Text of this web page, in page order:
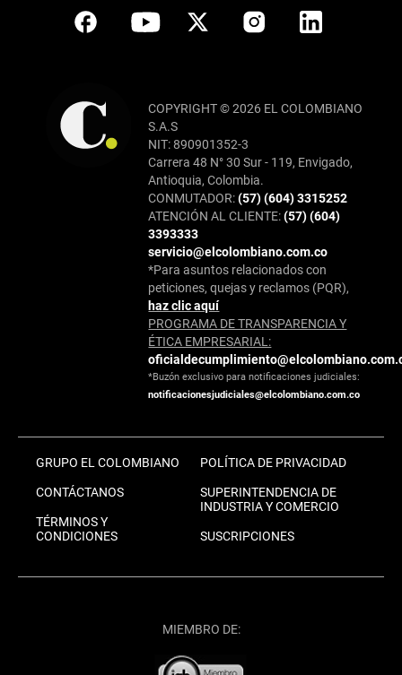
COPYRIGHT © 2026 EL COLOMBIANO
S.A.S
NIT: 890901352-3
Carrera 48 N° 30 Sur - 119, Envigado,
Antioquia, Colombia.
CONMUTADOR:(57) (604) 3315252
ATENCIÓN AL CLIENTE:(57) (604)
3393333
servicio@elcolombiano.com.co
*Para asuntos relacionados con
peticiones, quejas y reclamos (PQR),
haz clic aquí
PROGRAMA DE TRANSPARENCIA Y
ÉTICA EMPRESARIAL:
*Buzón exclusivo para notificaciones judiciales:
notificacionesjudiciales@elcolombiano.com.co
GRUPO EL COLOMBIANO
CONTÁCTANOS
TÉRMINOS Y
CONDICIONES
POLÍTICA DE PRIVACIDAD
SUPERINTENDENCIA DE
INDUSTRIA Y COMERCIO
SUSCRIPCIONES
MIEMBRO DE: